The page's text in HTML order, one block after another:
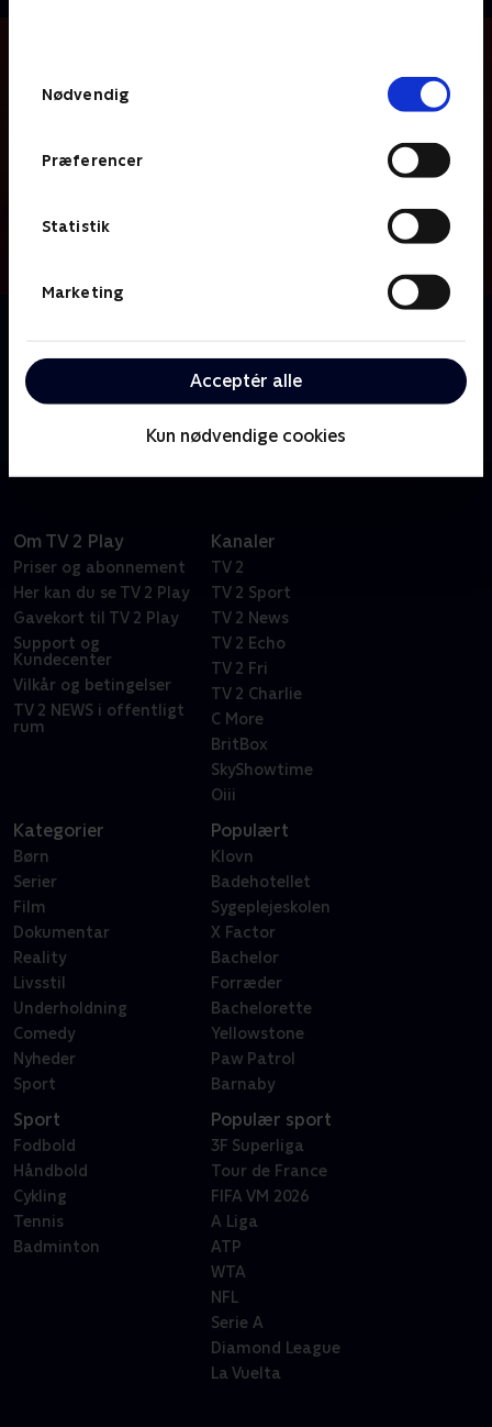
Nødvendig
Præferencer
Statistik
Marketing
Acceptér alle
Kun nødvendige cookies
kriminalsager – i selskab med to af Danmarks mest
garvede og vidende krimijournalister Janni Pedersen
og Carsten Norton.
Om TV 2 Play
Priser og abonnement
Her kan du se TV 2 Play
Gavekort til TV 2 Play
Support og
Kundecenter
Vilkår og betingelser
TV 2 NEWS i offentligt
rum
Kanaler
TV 2
TV 2 Sport
TV 2 News
TV 2 Echo
TV 2 Fri
TV 2 Charlie
C More
BritBox
SkyShowtime
Oiii
Kategorier
Børn
Serier
Film
Dokumentar
Reality
Livsstil
Underholdning
Comedy
Nyheder
Sport
Populært
Klovn
Badehotellet
Sygeplejeskolen
X Factor
Bachelor
Forræder
Bachelorette
Yellowstone
Paw Patrol
Barnaby
Sport
Fodbold
Håndbold
Cykling
Tennis
Badminton
Populær sport
3F Superliga
Tour de France
FIFA VM 2026
A Liga
ATP
WTA
NFL
Serie A
Diamond League
La Vuelta